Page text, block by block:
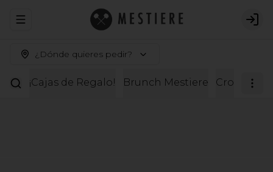
Abrir menu de navegación
¿Dónde quieres pedir?
¡Cajas de Regalo! Brunch Mestiere